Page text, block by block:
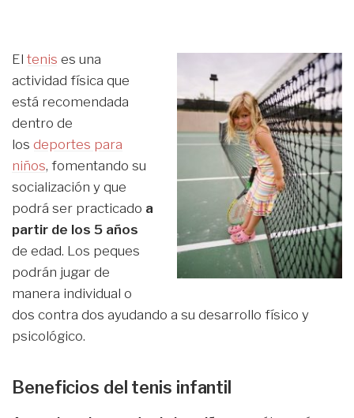
El tenis es una
actividad física que
está recomendada
dentro de
los deportes para
niños, fomentando su
socialización y que
podrá ser practicado a
partir de los 5 años
de edad. Los peques
podrán jugar de
manera individual o
dos contra dos ayudando a su desarrollo físico y
psicológico.
Beneficios del tenis infantil